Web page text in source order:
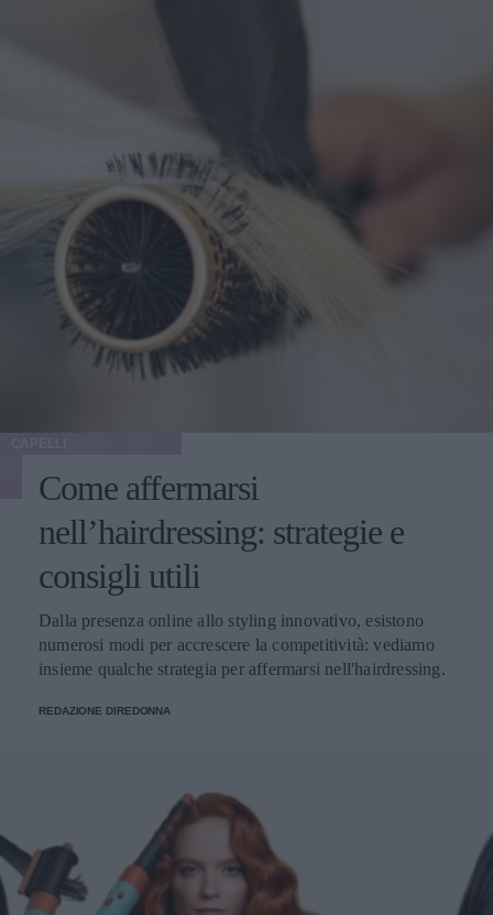
Come affermarsi
nell’hairdressing: strategie e
consigli utili
Dalla presenza online allo styling innovativo, esistono
numerosi modi per accrescere la competitività: vediamo
insieme qualche strategia per affermarsi nell'hairdressing.
REDAZIONE DIREDONNA